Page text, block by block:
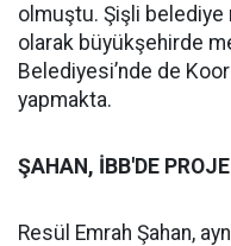
olmuştu. Şişli
olarak büyükşehirde
Belediyesi’nde de
yapmakta.
ŞAHAN, İBB'DE
Resül Emrah Şahan,